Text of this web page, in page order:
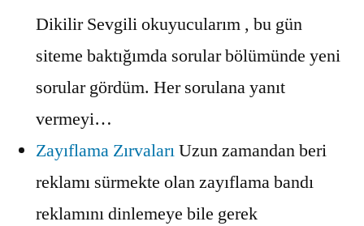
Dikilir Sevgili okuyucularım , bu gün
siteme baktığımda sorular bölümünde yeni
sorular gördüm. Her sorulana yanıt
vermeyi…
Zayıflama ZırvalarıUzun zamandan beri
reklamı sürmekte olan zayıflama bandı
reklamını dinlemeye bile gerek